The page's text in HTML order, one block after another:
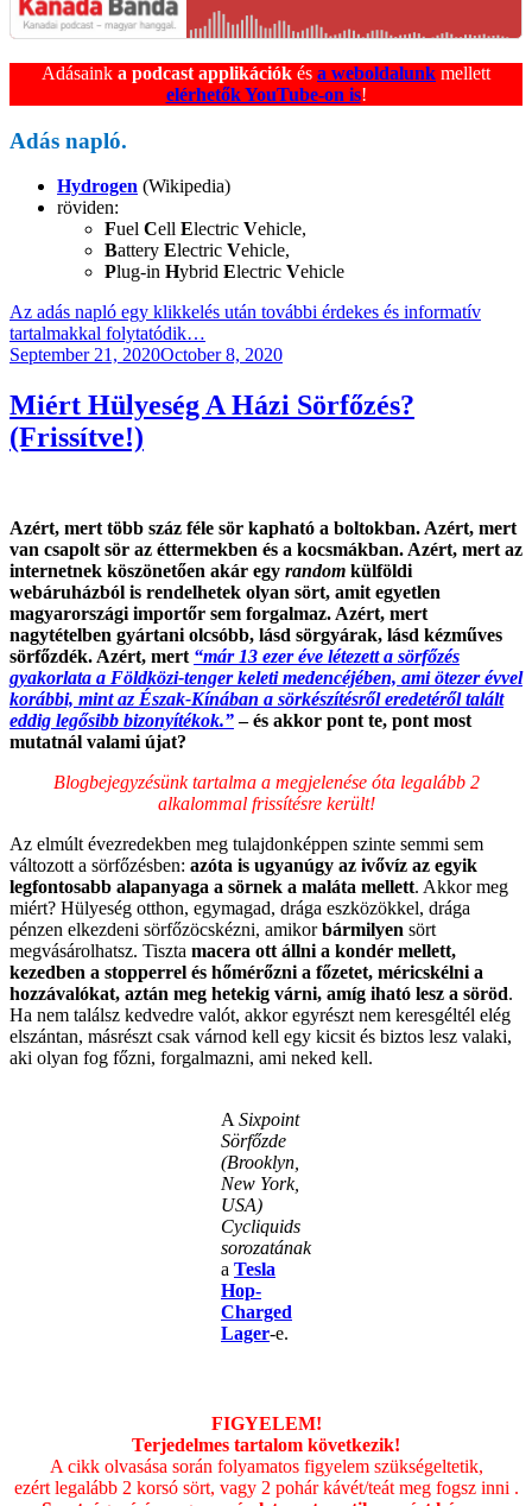
Adásaink a podcast applikációk és a weboldalunk mellett
elérhetők YouTube-on is!
Adás napló.
Hydrogen (Wikipedia)
röviden:
Fuel Cell Electric Vehicle,
Battery Electric Vehicle,
Plug-in Hybrid Electric Vehicle
Az adás napló egy klikkelés után további érdekes és informatív
tartalmakkal folytatódik…
Posted
September 21, 2020October 8, 2020
Miért Hülyeség A Házi Sörfőzés?
(Frissítve!)
Azért, mert több száz féle sör kapható a boltokban. Azért, mert
van csapolt sör az éttermekben és a kocsmákban. Azért, mert az
internetnek köszönetően akár egy random külföldi
webáruházból is rendelhetek olyan sört, amit egyetlen
magyarországi importőr sem forgalmaz. Azért, mert
nagytételben gyártani olcsóbb, lásd sörgyárak, lásd kézműves
sörfőzdék. Azért, mert “már 13 ezer éve létezett a sörfőzés
gyakorlata a Földközi-tenger keleti medencéjében, ami ötezer évvel
korábbi, mint az Észak-Kínában a sörkészítésről eredetéről talált
eddig legősibb bizonyítékok.”– és akkor pont te, pont most
mutatnál valami újat?
Blogbejegyzésünk tartalma a megjelenése óta legalább 2
alkalommal frissítésre került!
Az elmúlt évezredekben meg tulajdonképpen szinte semmi sem
változott a sörfőzésben: azóta is ugyanúgy az ivővíz az egyik
legfontosabb alapanyaga a sörnek a maláta mellett. Akkor meg
miért? Hülyeség otthon, egymagad, drága eszközökkel, drága
pénzen elkezdeni sörfőzöcskézni, amikorbármilyen sört
megvásárolhatsz. Tiszta macera ott állni a kondér mellett,
kezedben a stopperrel és hőmérőzni a főzetet, méricskélni a
hozzávalókat, aztán meg hetekig várni, amíg iható lesz a söröd.
Ha nem találsz kedvedre valót, akkor egyrészt nem keresgéltél elég
elszántan, másrészt csak várnod kell egy kicsit és biztos lesz valaki,
aki olyan fog főzni, forgalmazni, ami neked kell.
A Sixpoint
Sörfőzde
(Brooklyn,
New York,
USA)
Cycliquids
sorozatának
a Tesla
Hop-
Charged
Lager-e.
FIGYELEM!
Terjedelmes tartalom következik!
A cikk olvasása során folyamatos figyelem szükségeltetik,
ezért legalább 2 korsó sört, vagy 2 pohár kávét/teát meg fogsz inni .